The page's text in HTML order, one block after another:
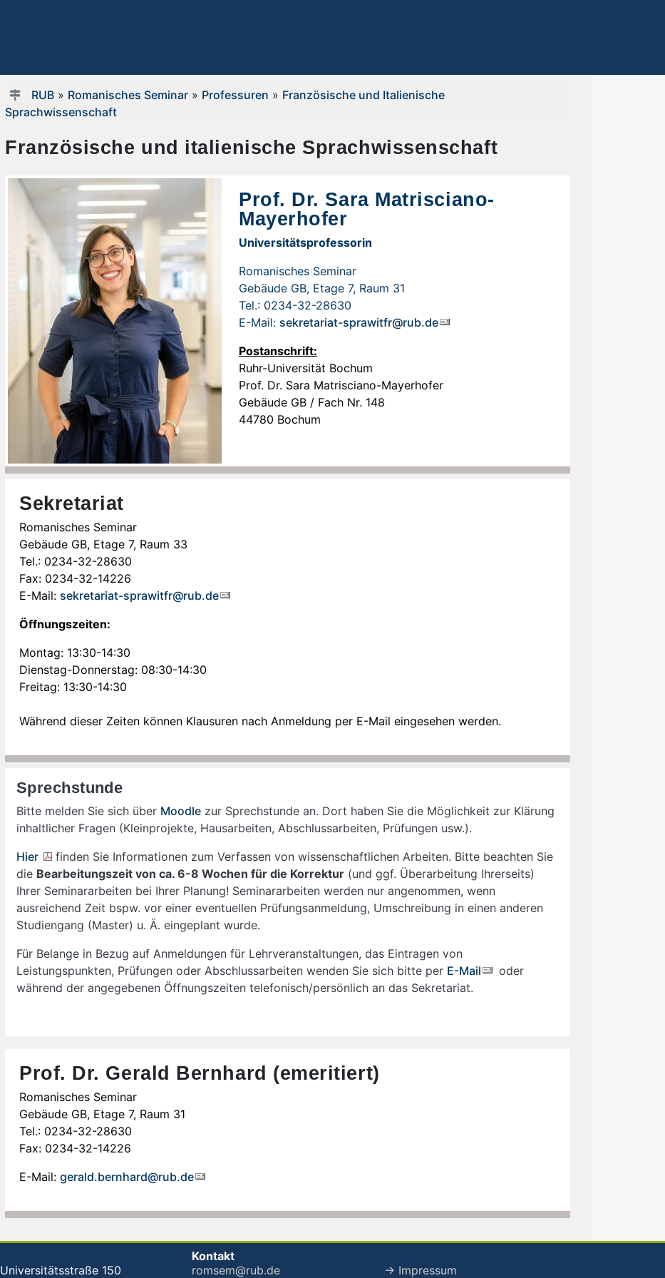
RUB» Romanisches Seminar» Professuren » Französische und Italienische
Sprachwissenschaft
Französische und italienische Sprachwissenschaft
Prof. Dr. Sara Matrisciano-
Mayerhofer
Universitätsprofessorin
Romanisches Seminar
Gebäude GB, Etage 7, Raum 31
Tel.: 0234-32-28630
E-Mail: sekretariat-sprawitfr@rub.de
Postanschrift:
Ruhr-Universität Bochum
Prof. Dr. Sara Matrisciano-Mayerhofer
Gebäude GB / Fach Nr. 148
44780 Bochum
Sekretariat
Romanisches Seminar
Gebäude GB, Etage 7, Raum 33
Tel.: 0234-32-28630
Fax: 0234-32-14226
E-Mail: sekretariat-sprawitfr@rub.de
Öffnungszeiten:
Montag: 13:30-14:30
Dienstag-Donnerstag: 08:30-14:30
Freitag: 13:30-14:30
Während dieser Zeiten können Klausuren nach Anmeldung per E-Mail eingesehen werden.
Sprechstunde
Bitte melden Sie sich über Moodle zur Sprechstunde an. Dort haben Sie die Möglichkeit zur Klärung
inhaltlicher Fragen (Kleinprojekte, Hausarbeiten, Abschlussarbeiten, Prüfungen usw.).
Hier
finden Sie Informationen zum Verfassen von wissenschaftlichen Arbeiten. Bitte beachten Sie
die Bearbeitungszeit von ca. 6-8 Wochen für die Korrektur (und ggf. Überarbeitung Ihrerseits)
Ihrer Seminararbeiten bei Ihrer Planung! Seminararbeiten werden nur angenommen, wenn
ausreichend Zeit bspw. vor einer eventuellen Prüfungsanmeldung, Umschreibung in einen anderen
Studiengang (Master) u. Ä. eingeplant wurde.
Für Belange in Bezug auf Anmeldungen für Lehrveranstaltungen, das Eintragen von
Leistungspunkten, Prüfungen oder Abschlussarbeiten wenden Sie sich bitte per E-Mail
oder
während der angegebenen Öffnungszeiten telefonisch/persönlich an das Sekretariat.
Prof. Dr. Gerald Bernhard (emeritiert)
Romanisches Seminar
Gebäude GB, Etage 7, Raum 31
Tel.: 0234-32-28630
Fax: 0234-32-14226
E-Mail: gerald.bernhard@rub.de
Universitätsstraße 150
Kontakt
romsem@rub.de
→ Impressum